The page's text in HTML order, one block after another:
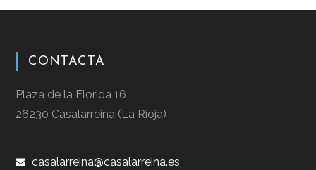
CONTACTA
Plaza de la Florida 16
26230 Casalarreina (La Rioja)
casalarreina@casalarreina.es